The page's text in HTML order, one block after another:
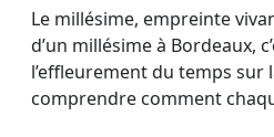
Le millésime, empreinte
d’un millésime à Bordeaux,
l’effleurement du temps sur
comprendre comment